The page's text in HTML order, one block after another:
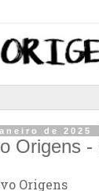
de 2025
Origens -
Origens